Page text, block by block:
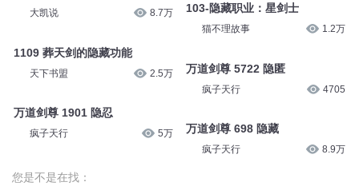
大凯说 8.7万
1109 葬天剑的隐藏功能
天下书盟 2.5万
万道剑尊 1901 隐忍
疯子天行 5万
103-隐藏职业：星剑士
猫不理故事 1.2万
万道剑尊 5722 隐匿
疯子天行 4705
万道剑尊 698 隐藏
疯子天行 8.9万
您是不是在找：